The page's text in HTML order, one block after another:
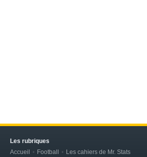
Les rubriques
Accueil
Football Les cahiers de Mr. Stats